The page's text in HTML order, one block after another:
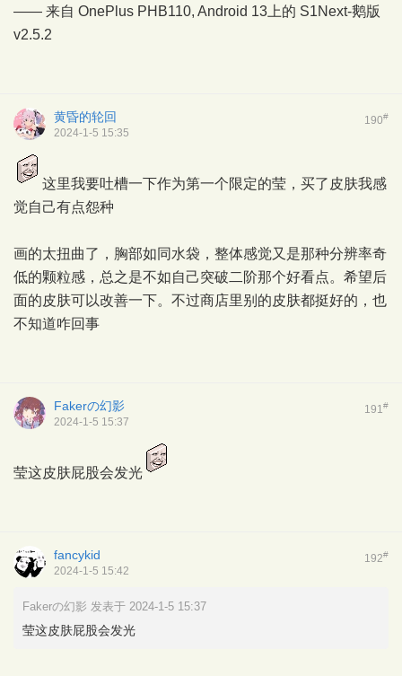
—— 来自 OnePlus PHB110, Android 13上的 S1Next-鹅版
v2.5.2
190#
黄昏的轮回
2024-1-5 15:35
这里我要吐槽一下作为第一个限定的莹，买了皮肤我感
觉自己有点怨种
画的太扭曲了，胸部如同水袋，整体感觉又是那种分辨率奇
低的颗粒感，总之是不如自己突破二阶那个好看点。希望后
面的皮肤可以改善一下。不过商店里别的皮肤都挺好的，也
不知道咋回事
191#
Fakerの幻影
2024-1-5 15:37
莹这皮肤屁股会发光
192#
fancykid
2024-1-5 15:42
Fakerの幻影 发表于 2024-1-5 15:37
莹这皮肤屁股会发光